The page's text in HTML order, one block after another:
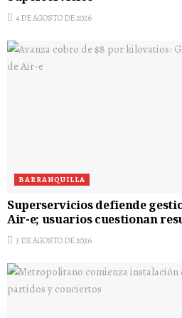
4 DE AGOSTO DE 2026
BARRANQUILLA
Superservicios defiende
Air-e; usuarios cuestionan
3 DE AGOSTO DE 2026